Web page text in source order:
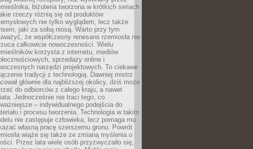
biżuteria tworzona w krótkich seriach
rzeczy różnią się od produktów
nie tylko wyglądem, lecz także
jaki za sobą niosą. Warto przy tym
że współczesny renesans rzemiosła nie
całkowicie nowoczesności. Wielu
korzysta z internetu, mediów
sprzedaży online i
narzędzi projektowych. To ciekawe
tradycji z technologią. Dawniej mistrz
głównie dla najbliższej okolicy, dziś może
do odbiorców z całego kraju, a nawet
Jednocześnie nie traci tego, co
– indywidualnego podejścia do
i procesu tworzenia. Technologia w takim
nie zastępuje człowieka, lecz pomaga mu
własną pracę szerszemu gronu. Powrót
wiąże się także ze zmianą myślenia o
Przez lata wiele osób przyzwyczaiło się,